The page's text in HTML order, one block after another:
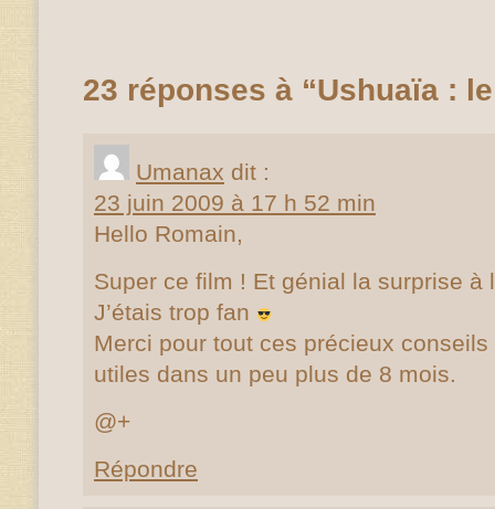
23 réponses à “Ushuaïa :
Umanax dit :
23 juin 2009 à 17 h 52 min
Hello Romain,
Super ce film ! Et génial la surprise à
J’étais trop fan
Merci pour tout ces précieux
utiles dans un peu plus de 8 mois.
@+
Répondre